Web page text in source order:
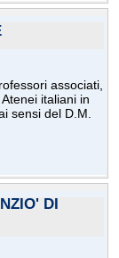
associati,
italiani in
sensi del D.M.
DI